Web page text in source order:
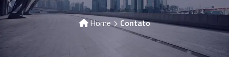
Home Contato